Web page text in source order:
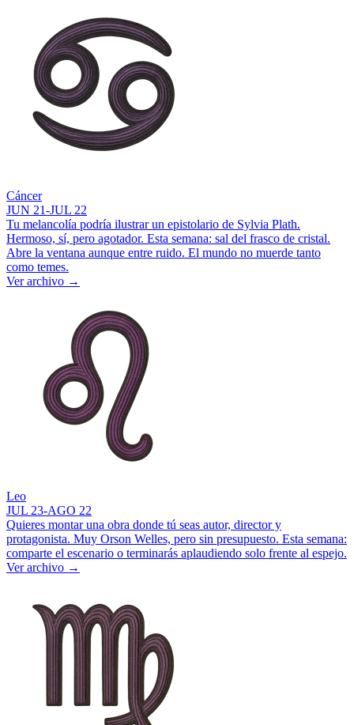
Cáncer
JUN 21-JUL 22
Tu melancolía podría ilustrar un epistolario de Sylvia Plath.
Hermoso, sí, pero agotador. Esta semana: sal del frasco de cristal.
Abre la ventana aunque entre ruido. El mundo no muerde tanto
como temes.
Ver archivo →
Leo
JUL 23-AGO 22
Quieres montar una obra donde tú seas autor, director y
protagonista. Muy Orson Welles, pero sin presupuesto. Esta semana:
comparte el escenario o terminarás aplaudiendo solo frente al espejo.
Ver archivo →